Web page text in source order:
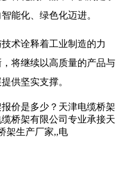
能化、绿色化迈进。​
术诠释着工业制造的力
将继续以高质量的产品与
供坚实支撑。
价是多少？天津电缆桥架
桥架有限公司专业承接天
架生产厂家,,电